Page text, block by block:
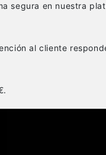
segura en nuestra
al cliente